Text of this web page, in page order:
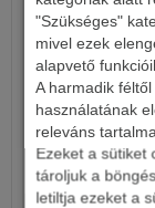
"Szükséges"
mivel ezek
alapvető
A harmadik
használatának
releváns
Ezeket a sütiket
tároljuk a
letiltja ezeket a